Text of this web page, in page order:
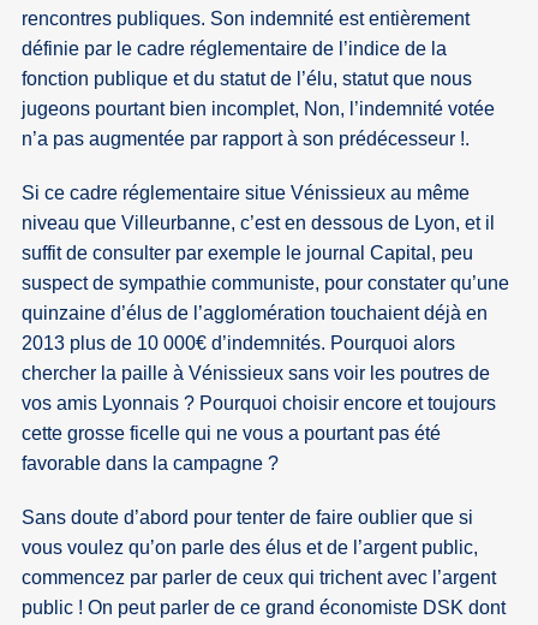
rencontres publiques. Son indemnité est entièrement
définie par le cadre réglementaire de l’indice de la
fonction publique et du statut de l’élu, statut que nous
jugeons pourtant bien incomplet, Non, l’indemnité votée
n’a pas augmentée par rapport à son prédécesseur !.
Si ce cadre réglementaire situe Vénissieux au même
niveau que Villeurbanne, c’est en dessous de Lyon, et il
suffit de consulter par exemple le journal Capital, peu
suspect de sympathie communiste, pour constater qu’une
quinzaine d’élus de l’agglomération touchaient déjà en
2013 plus de 10 000€ d’indemnités. Pourquoi alors
chercher la paille à Vénissieux sans voir les poutres de
vos amis Lyonnais ? Pourquoi choisir encore et toujours
cette grosse ficelle qui ne vous a pourtant pas été
favorable dans la campagne ?
Sans doute d’abord pour tenter de faire oublier que si
vous voulez qu’on parle des élus et de l’argent public,
commencez par parler de ceux qui trichent avec l’argent
public ! On peut parler de ce grand économiste DSK dont